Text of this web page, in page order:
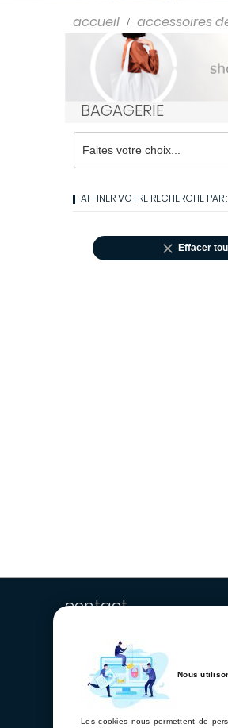
Nous
Les cookies nous permettent de
accueil accessoires
BAGAGERIE
AFFINER VOTRE RECHERCHE PAR :
 Effacer
contact